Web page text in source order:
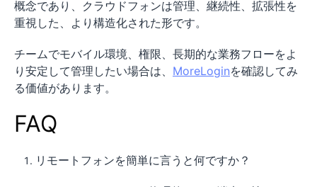
概念であり、クラウドフォンは管理、継続性、拡張性を
重視した、より構造化された形です。
チームでモバイル環境、権限、長期的な業務フローをよ
り安定して管理したい場合は、 MoreLoginを確認してみ
る価値があります。
FAQ
リモートフォンを簡単に言うと何ですか？